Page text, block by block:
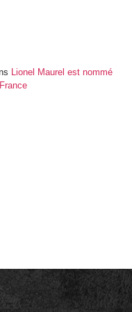
Lionel Maurel est nommé